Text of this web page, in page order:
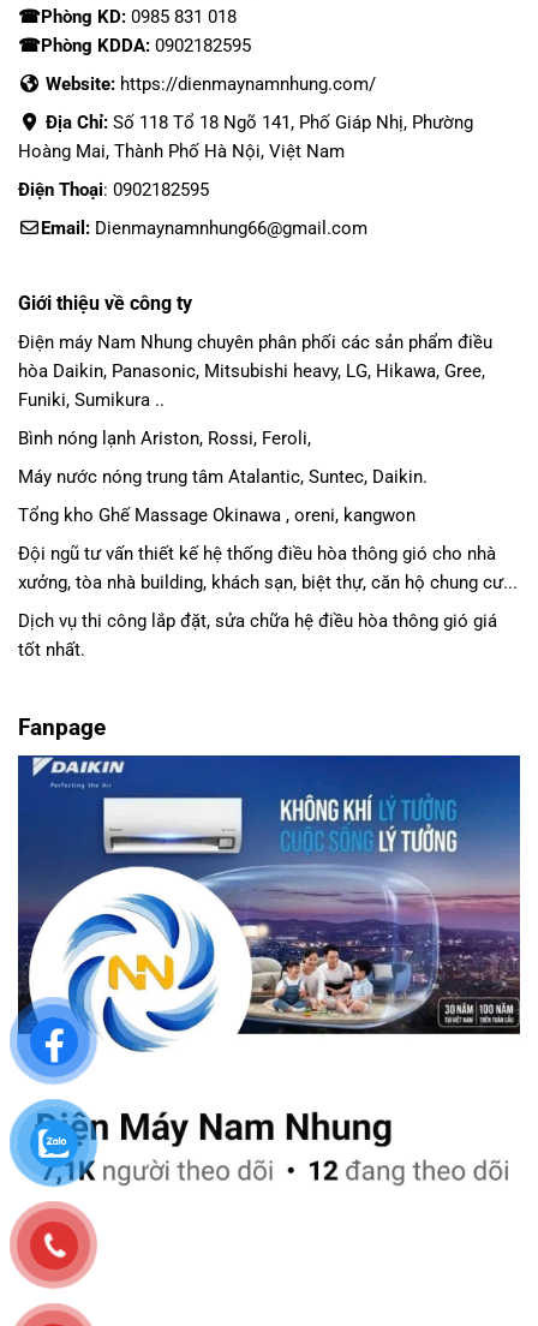
☎Phòng KD: 0985 831 018
☎Phòng KDDA: 0902182595
Website: https://dienmaynamnhung.com/
Địa Chỉ: Số 118 Tổ 18 Ngõ 141, Phố Giáp Nhị, Phường
Hoàng Mai, Thành Phố Hà Nội, Việt Nam
Điện Thoại: 0902182595
Email: Dienmaynamnhung66@gmail.com
Giới thiệu về công ty
Điện máy Nam Nhung chuyên phân phối các sản phẩm điều
hòa Daikin, Panasonic, Mitsubishi heavy, LG, Hikawa, Gree,
Funiki, Sumikura ..
Bình nóng lạnh Ariston, Rossi, Feroli,
Máy nước nóng trung tâm Atalantic, Suntec, Daikin.
Tổng kho Ghế Massage Okinawa , oreni, kangwon
Đội ngũ tư vấn thiết kế hệ thống điều hòa thông gió cho nhà
xưởng, tòa nhà building, khách sạn, biệt thự, căn hộ chung cư...
Dịch vụ thi công lắp đặt, sửa chữa hệ điều hòa thông gió giá
tốt nhất.
Fanpage